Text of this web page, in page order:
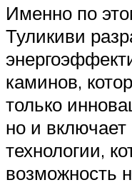
Именно по
Туликиви
каминов,
только
но и
технологии,
возможность